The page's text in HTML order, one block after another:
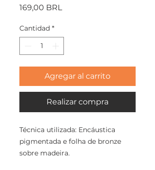
169,00 BRL
Cantidad *
Agregar al carrito
Realizar compra
Técnica utilizada: Encáustica
pigmentada e folha de bronze
sobre madeira.